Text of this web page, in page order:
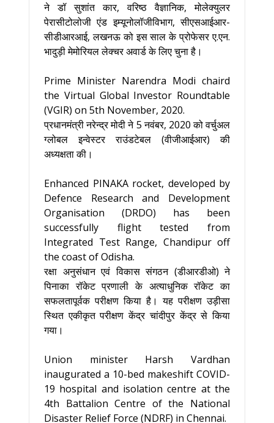
ने डॉ सुशांत कार, वरिष्ठ वैज्ञानिक, मोलेक्युलर
पेरासीटोलोजी एंड इम्यूनोलॉजीविभाग, सीएसआईआर-
सीडीआरआई, लखनऊ को इस साल के प्रोफेसर ए.एन.
भादुड़ी मेमोरियल लेक्चर अवार्ड के लिए चुना है।
Prime Minister Narendra Modi chaird
the Virtual Global Investor Roundtable
(VGIR) on 5th November, 2020.
प्रधानमंत्री नरेन्द्र मोदी ने 5 नवंबर, 2020 को वर्चुअल
ग्लोबल इन्वेस्टर राउंडटेबल (वीजीआईआर) की
अध्यक्षता की।
Enhanced PINAKA rocket, developed by
Defence Research and Development
Organisation (DRDO) has been
successfully flight tested from
Integrated Test Range, Chandipur off
the coast of Odisha.
रक्षा अनुसंधान एवं विकास संगठन (डीआरडीओ) ने
पिनाका रॉकेट प्रणाली के अत्याधुनिक रॉकेट का
सफलतापूर्वक परीक्षण किया है। यह परीक्षण उड़ीसा
स्थित एकीकृत परीक्षण केंद्र चांदीपुर केंद्र से किया
गया।
Union minister Harsh Vardhan
inaugurated a 10-bed makeshift COVID-
19 hospital and isolation centre at the
4th Battalion Centre of the National
Disaster Relief Force (NDRF) in Chennai.